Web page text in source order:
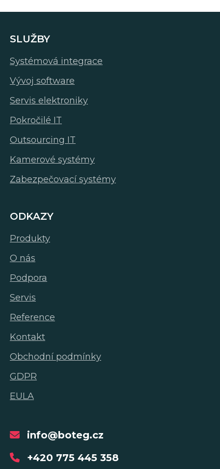
SLUŽBY
Systémová integrace
Vývoj software
Servis elektroniky
Pokročilé IT
Outsourcing IT
Kamerové systémy
Zabezpečovací systémy
ODKAZY
Produkty
O nás
Podpora
Servis
Reference
Kontakt
Obchodní podmínky
GDPR
EULA
info@boteg.cz
+420 775 445 358